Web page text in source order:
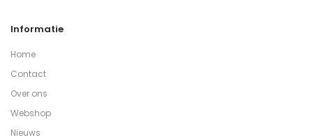
Informatie
Home
Contact
Over ons
Webshop
Nieuws